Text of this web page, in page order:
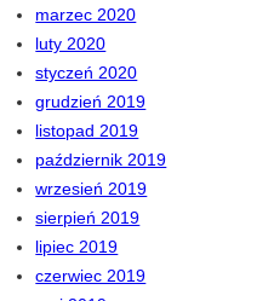
marzec 2020
luty 2020
styczeń 2020
grudzień 2019
listopad 2019
październik 2019
wrzesień 2019
sierpień 2019
lipiec 2019
czerwiec 2019